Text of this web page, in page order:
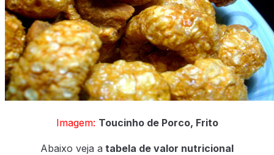
X
Imagem: Toucinho de Porco, Frito
Abaixo veja a tabela de valor nutricional